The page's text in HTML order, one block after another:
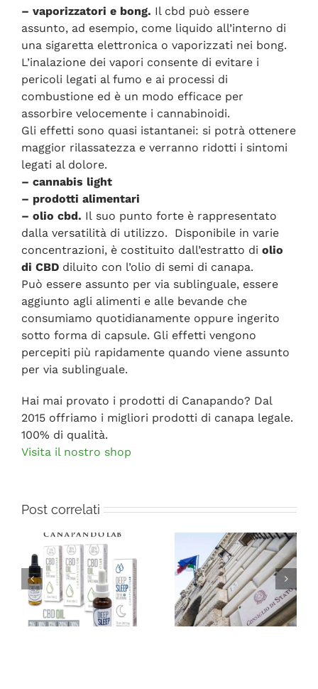
– vaporizzatori e bong. Il cbd può essere
assunto, ad esempio, come liquido all’interno di
una sigaretta elettronica o vaporizzati nei bong.
L’inalazione dei vapori consente di evitare i
pericoli legati al fumo e ai processi di
combustione ed è un modo efficace per
assorbire velocemente i cannabinoidi.
Gli effetti sono quasi istantanei: si potrà ottenere
maggior rilassatezza e verranno ridotti i sintomi
legati al dolore.
– cannabis light
– prodotti alimentari
– olio cbd. Il suo punto forte è rappresentato
dalla versatilità di utilizzo. Disponibile in varie
concentrazioni, è costituito dall’estratto di olio
di CBD diluito con l’olio di semi di canapa.
Può essere assunto per via sublinguale, essere
aggiunto agli alimenti e alle bevande che
consumiamo quotidianamente oppure ingerito
sotto forma di capsule. Gli effetti vengono
percepiti più rapidamente quando viene assunto
per via sublinguale.
Hai mai provato i prodotti di Canapando? Dal
2015 offriamo i migliori prodotti di canapa legale.
100% di qualità.
Visita il nostro shop
Post correlati